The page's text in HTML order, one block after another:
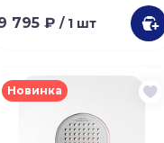
795 ₽ / 1 шт
Новинка